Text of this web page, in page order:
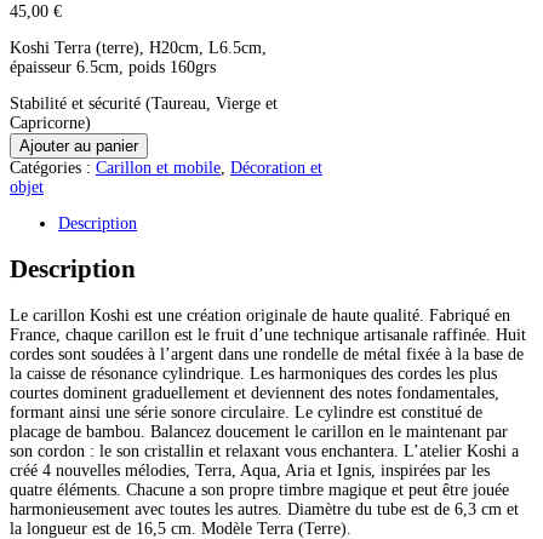
45,00 €
Koshi Terra (terre), H20cm, L6.5cm,
épaisseur 6.5cm, poids 160grs
Stabilité et sécurité (Taureau, Vierge et
Capricorne)
quantité
de
Koshi
Terre
Ajouter au panier
Catégories : Carillon et mobile Décoration et
objet
Description
Description
Le carillon Koshi est une création originale de haute qualité. Fabriqué en
France, chaque carillon est le fruit d’une technique artisanale raffinée. Huit
cordes sont soudées à l’argent dans une rondelle de métal fixée à la base de
la caisse de résonance cylindrique. Les harmoniques des cordes les plus
courtes dominent graduellement et deviennent des notes fondamentales,
formant ainsi une série sonore circulaire. Le cylindre est constitué de
placage de bambou. Balancez doucement le carillon en le maintenant par
son cordon : le son cristallin et relaxant vous enchantera. L’atelier Koshi a
créé 4 nouvelles mélodies, Terra, Aqua, Aria et Ignis, inspirées par les
quatre éléments. Chacune a son propre timbre magique et peut être jouée
harmonieusement avec toutes les autres. Diamètre du tube est de 6,3 cm et
la longueur est de 16,5 cm. Modèle Terra (Terre).